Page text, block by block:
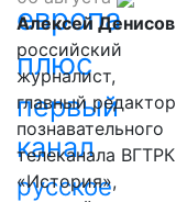
европа
плюс
первый
канал
русское
Алексей Денисов
российский
журналист,
главный редактор
познавательного
телеканала ВГТРК
«История»,